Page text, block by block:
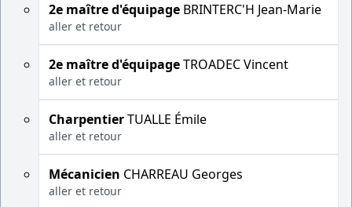
2e maître d'équipage BRINTERC'H Jean-Marie
aller et retour
2e maître d'équipageTROADEC Vincent
aller et retour
CharpentierTUALLE Émile
aller et retour
Mécanicien CHARREAU Georges
aller et retour